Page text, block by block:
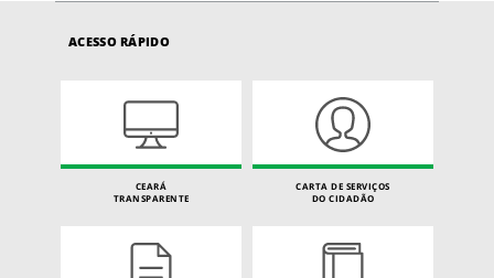
ACESSO RÁPIDO
CEARÁ
TRANSPARENTE
CARTA DE SERVIÇOS
DO CIDADÃO